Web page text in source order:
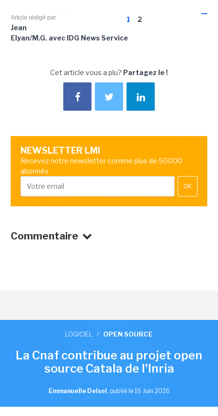
1 2
Article rédigé par
Jean
Elyan/M.G. avec IDG News Service
Cet article vous a plu? Partagez le !
NEWSLETTER LMI
Recevez notre newsletter comme plus de 50000
abonnés
OK
Commentaire
LOGICIEL / OPEN SOURCE
La Cnaf contribue au projet open
source Catala de l'Inria
Emmanuelle Delsol , publié le 16 Juin 2026